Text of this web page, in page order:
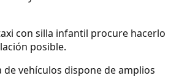
con silla infantil procure hacerlo
posible.
vehículos dispone de amplios